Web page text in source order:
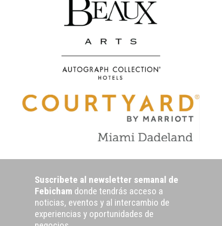
Suscribete al newsletter semanal de
Febicham donde tendrás acceso a
noticias, eventos y al intercambio de
experiencias y oportunidades de